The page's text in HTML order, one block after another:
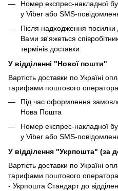
Номер експрес-накладної
у Viber або SMS-
Після надходження посилки
Вами зв'яжеться
термінів доставки
У відділенні "Нової пошти"
Вартість доставки по Україні
тарифами поштового оператора.
Під час оформлення
Нова Пошта
Номер експрес-накладної
у Viber або SMS-
У відділення "Укрпошта" (за
Вартість доставки по Україні
тарифами поштового оператора.
- Укрпошта Стандарт до